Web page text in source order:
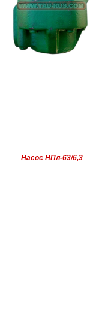
Насос НПл-63/6,3